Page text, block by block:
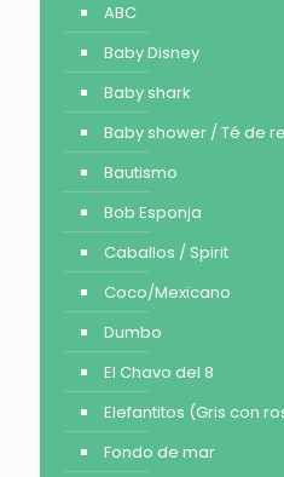
ABC
Baby Disney
Baby shark
Baby shower / Té de
Bautismo
Bob Esponja
Caballos / Spirit
Coco/Mexicano
Dumbo
El Chavo del 8
Elefantitos (Gris con
Fondo de mar